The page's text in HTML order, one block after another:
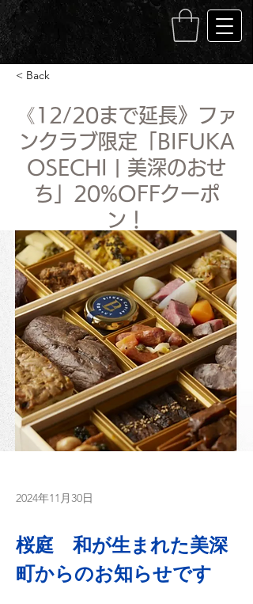
< Back
《12/20まで延長》ファ
ンクラブ限定「BIFUKA
OSECHI | 美深のおせ
ち」20%OFFクーポ
ン！
2024年11月30日
桜庭　和が生まれた美深
町からのお知らせです